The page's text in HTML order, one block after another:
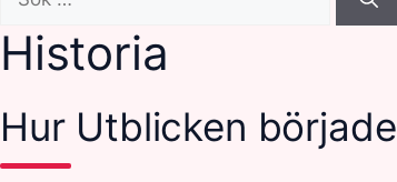
efter:
Historia
Hur Utblicken började